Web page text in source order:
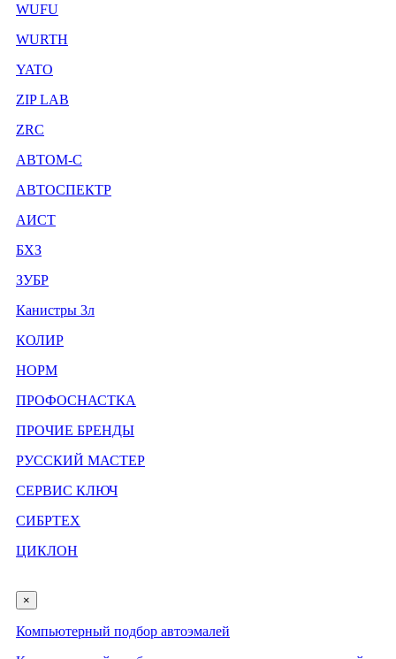
WUFU
WURTH
YATO
ZIP LAB
ZRC
АВТОМ-С
АВТОСПЕКТР
АИСТ
БХЗ
ЗУБР
Канистры 3л
КОЛИР
НОРМ
ПРОФОСНАСТКА
ПРОЧИЕ БРЕНДЫ
РУССКИЙ МАСТЕР
СЕРВИС КЛЮЧ
СИБРТЕХ
ЦИКЛОН
×
Компьютерный подбор автоэмалей